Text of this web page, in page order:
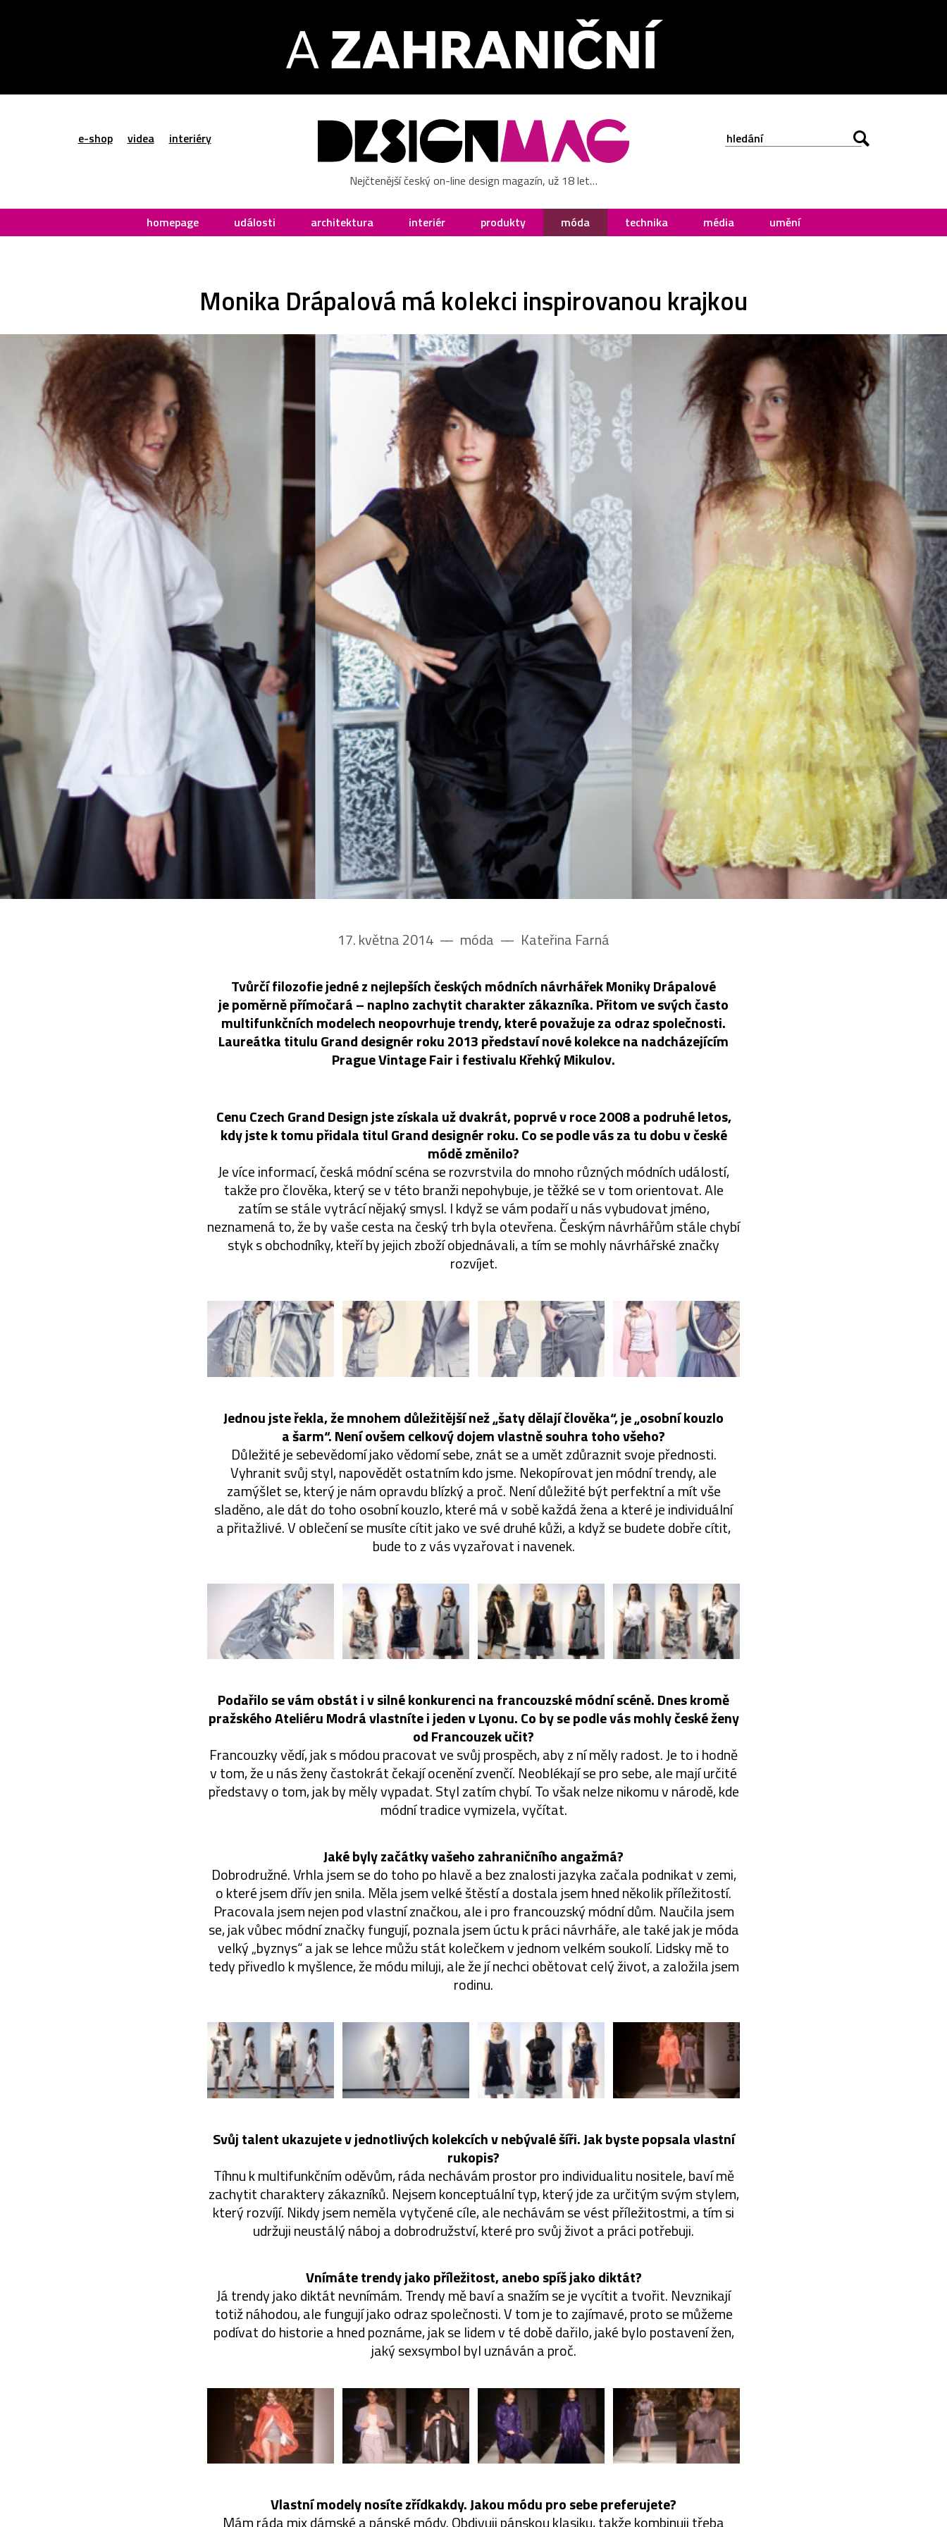
e-shop videa interiéry
Nejčtenější český on-line design magazín, už 18 let…
homepage události architektura interiér produkty móda technika média umění
Monika Drápalová má kolekci inspirovanou krajkou
17. května 2014 –– móda –– Kateřina Farná
Tvůrčí filozofie jedné z nejlepších českých módních návrhářek Moniky Drápalové
je poměrně přímočará – naplno zachytit charakter zákazníka. Přitom ve svých často
multifunkčních modelech neopovrhuje trendy, které považuje za odraz společnosti.
Laureátka titulu Grand designér roku 2013 představí nové kolekce na nadcházejícím
Prague Vintage Fair i festivalu Křehký Mikulov.
Cenu Czech Grand Design jste získala už dvakrát, poprvé v roce 2008 a podruhé letos,
kdy jste k tomu přidala titul Grand designér roku. Co se podle vás za tu dobu v české
módě změnilo?
Je více informací, česká módní scéna se rozvrstvila do mnoho různých módních událostí,
takže pro člověka, který se v této branži nepohybuje, je těžké se v tom orientovat. Ale
zatím se stále vytrácí nějaký smysl. I když se vám podaří u nás vybudovat jméno,
neznamená to, že by vaše cesta na český trh byla otevřena. Českým návrhářům stále chybí
styk s obchodníky, kteří by jejich zboží objednávali, a tím se mohly návrhářské značky
rozvíjet.
Jednou jste řekla, že mnohem důležitější než „šaty dělají člověka“, je „osobní kouzlo
a šarm“. Není ovšem celkový dojem vlastně souhra toho všeho?
Důležité je sebevědomí jako vědomí sebe, znát se a umět zdůraznit svoje přednosti.
Vyhranit svůj styl, napovědět ostatním kdo jsme. Nekopírovat jen módní trendy, ale
zamýšlet se, který je nám opravdu blízký a proč. Není důležité být perfektní a mít vše
sladěno, ale dát do toho osobní kouzlo, které má v sobě každá žena a které je individuální
a přitažlivé. V oblečení se musíte cítit jako ve své druhé kůži, a když se budete dobře cítit,
bude to z vás vyzařovat i navenek.
Podařilo se vám obstát i v silné konkurenci na francouzské módní scéně. Dnes kromě
pražského Ateliéru Modrá vlastníte i jeden v Lyonu. Co by se podle vás mohly české ženy
od Francouzek učit?
Francouzky vědí, jak s módou pracovat ve svůj prospěch, aby z ní měly radost. Je to i hodně
v tom, že u nás ženy častokrát čekají ocenění zvenčí. Neoblékají se pro sebe, ale mají určité
představy o tom, jak by měly vypadat. Styl zatím chybí. To však nelze nikomu v národě, kde
módní tradice vymizela, vyčítat.
Jaké byly začátky vašeho zahraničního angažmá?
Dobrodružné. Vrhla jsem se do toho po hlavě a bez znalosti jazyka začala podnikat v zemi,
o které jsem dřív jen snila. Měla jsem velké štěstí a dostala jsem hned několik příležitostí.
Pracovala jsem nejen pod vlastní značkou, ale i pro francouzský módní dům. Naučila jsem
se, jak vůbec módní značky fungují, poznala jsem úctu k práci návrháře, ale také jak je móda
velký „byznys“ a jak se lehce můžu stát kolečkem v jednom velkém soukolí. Lidsky mě to
tedy přivedlo k myšlence, že módu miluji, ale že jí nechci obětovat celý život, a založila jsem
rodinu.
Svůj talent ukazujete v jednotlivých kolekcích v nebývalé šíři. Jak byste popsala vlastní
rukopis?
Tíhnu k multifunkčním oděvům, ráda nechávám prostor pro individualitu nositele, baví mě
zachytit charaktery zákazníků. Nejsem konceptuální typ, který jde za určitým svým stylem,
který rozvíjí. Nikdy jsem neměla vytyčené cíle, ale nechávám se vést příležitostmi, a tím si
udržuji neustálý náboj a dobrodružství, které pro svůj život a práci potřebuji.
Vnímáte trendy jako příležitost, anebo spíš jako diktát?
Já trendy jako diktát nevnímám. Trendy mě baví a snažím se je vycítit a tvořit. Nevznikají
totiž náhodou, ale fungují jako odraz společnosti. V tom je to zajímavé, proto se můžeme
podívat do historie a hned poznáme, jak se lidem v té době dařilo, jaké bylo postavení žen,
jaký sexsymbol byl uznáván a proč.
Vlastní modely nosíte zřídkakdy. Jakou módu pro sebe preferujete?
Mám ráda mix dámské a pánské módy. Obdivuji pánskou klasiku, takže kombinuji třeba